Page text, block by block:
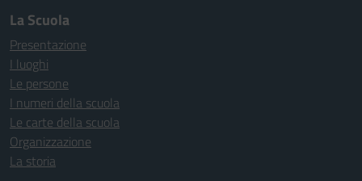
La Scuola
Presentazione
I luoghi
Le persone
I numeri della scuola
Le carte della scuola
Organizzazione
La storia